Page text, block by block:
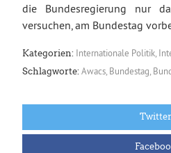
die Bundesregierung nur
versuchen, am Bundestag
Kategorien: Internationale Politik
Schlagworte: Awacs Bundestag
Twitter